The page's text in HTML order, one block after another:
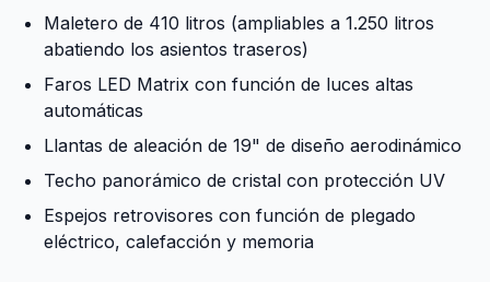
Maletero de 410 litros (ampliables a 1.250 litros
abatiendo los asientos traseros)
Faros LED Matrix con función de luces altas
automáticas
Llantas de aleación de 19" de diseño aerodinámico
Techo panorámico de cristal con protección UV
Espejos retrovisores con función de plegado
eléctrico, calefacción y memoria